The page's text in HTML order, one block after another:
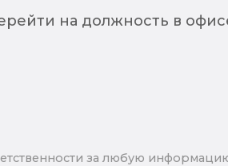
на должность в
за любую